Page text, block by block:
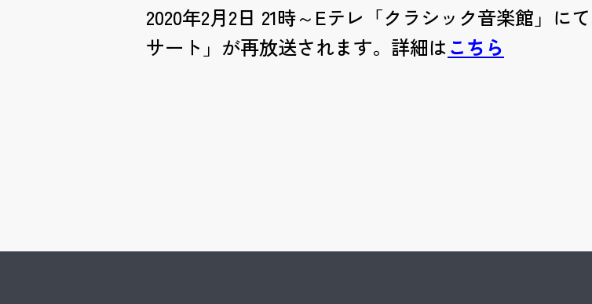
2020年2月2日 21時～Eテレ「クラシック音楽館」に
サート」が再放送されます。詳細はこちら